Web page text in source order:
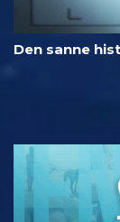
Den sanne